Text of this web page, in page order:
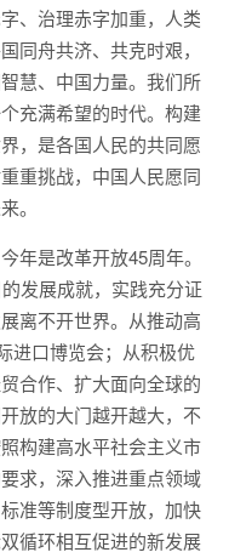
、治理赤字加重，人类
同舟共济、共克时艰，
慧、中国力量。我们所
充满希望的时代。构建
，是各国人民的共同愿
重挑战，中国人民愿同
。
年是改革开放45周年。
发展成就，实践充分证
离不开世界。从推动高
进口博览会；从积极优
合作、扩大面向全球的
放的大门越开越大，不
构建高水平社会主义市
求，深入推进重点领域
准等制度型开放，加快
循环相互促进的新发展